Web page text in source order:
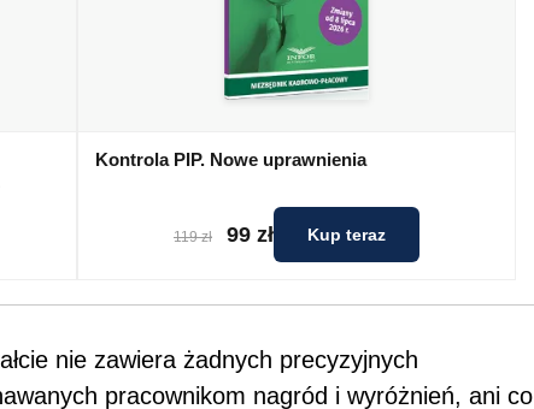
Kontrola PIP. Nowe uprawnienia
119 zł 99 zł Kup teraz
nie zawiera żadnych precyzyjnych
pracownikom nagród i wyróżnień, ani co